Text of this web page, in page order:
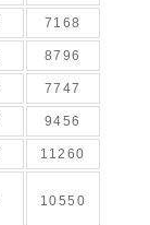
7168
8796
7747
9456
11260
10550